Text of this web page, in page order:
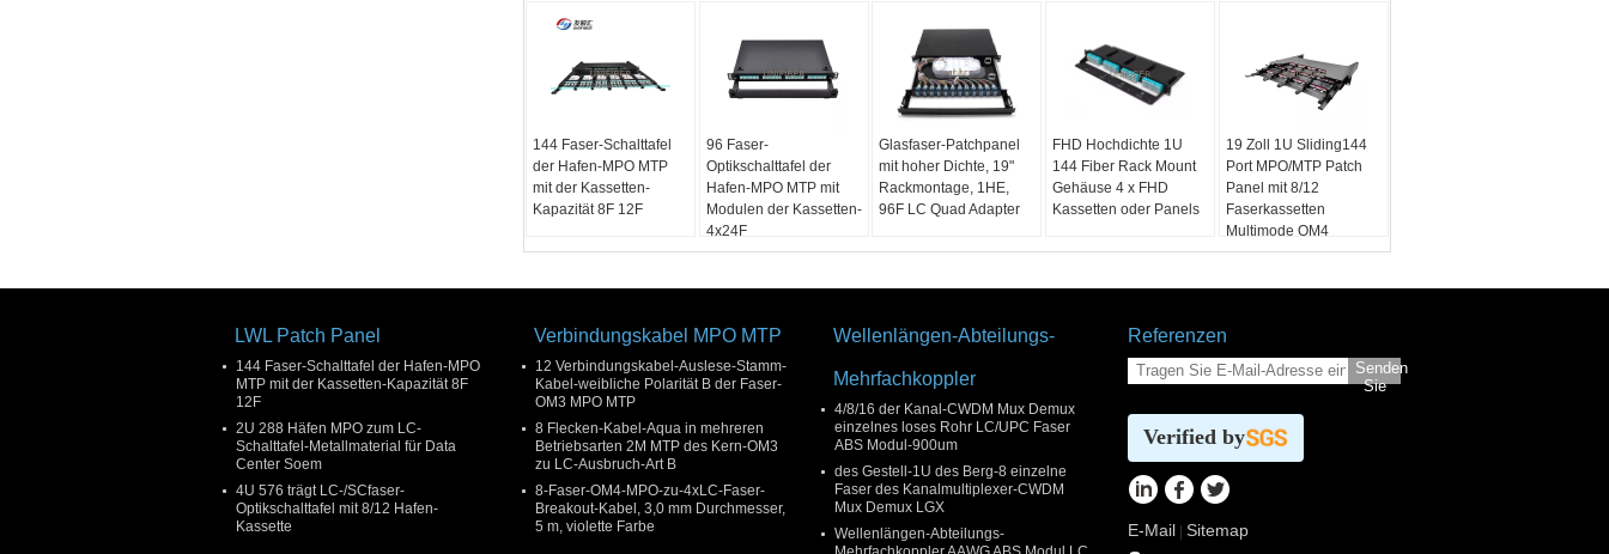
144 Faser-Schalttafel
der Hafen-MPO MTP
mit der Kassetten-
Kapazität 8F 12F
96 Faser-
Optikschalttafel der
Hafen-MPO MTP mit
Modulen der Kassetten-
4x24F
Glasfaser-Patchpanel
mit hoher Dichte, 19"
Rackmontage, 1HE,
96F LC Quad Adapter
FHD Hochdichte 1U
144 Fiber Rack Mount
Gehäuse 4 x FHD
Kassetten oder Panels
19 Zoll 1U Sliding144
Port MPO/MTP Patch
Panel mit 8/12
Faserkassetten
Multimode OM4
LWL Patch Panel
144 Faser-Schalttafel der Hafen-MPO
MTP mit der Kassetten-Kapazität 8F
12F
2U 288 Häfen MPO zum LC-
Schalttafel-Metallmaterial für Data
Center Soem
4U 576 trägt LC-/SCfaser-
Optikschalttafel mit 8/12 Hafen-
Kassette
Verbindungskabel MPO MTP
12 Verbindungskabel-Auslese-Stamm-
Kabel-weibliche Polarität B der Faser-
OM3 MPO MTP
8 Flecken-Kabel-Aqua in mehreren
Betriebsarten 2M MTP des Kern-OM3
zu LC-Ausbruch-Art B
8-Faser-OM4-MPO-zu-4xLC-Faser-
Breakout-Kabel, 3,0 mm Durchmesser,
5 m, violette Farbe
Wellenlängen-Abteilungs-
Mehrfachkoppler
4/8/16 der Kanal-CWDM Mux Demux
einzelnes loses Rohr LC/UPC Faser
ABS Modul-900um
des Gestell-1U des Berg-8 einzelne
Faser des Kanalmultiplexer-CWDM
Mux Demux LGX
Wellenlängen-Abteilungs-
Referenzen
Senden
Sie
Verified by
E-Mail Sitemap